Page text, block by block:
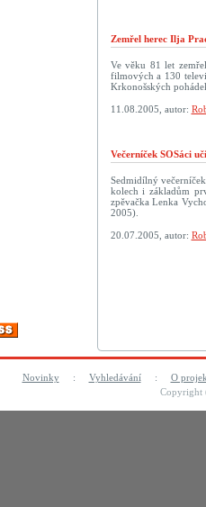
Zemřel herec Ilja
Ve věku 81 let
filmových a 130
Krkonošských
11.08.2005, autor:
Večerníček SOSáci
Sedmidílný
kolech i základům
zpěvačka Lenka
2005).
20.07.2005, autor:
Novinky: Vyhledávání: O
Copyright